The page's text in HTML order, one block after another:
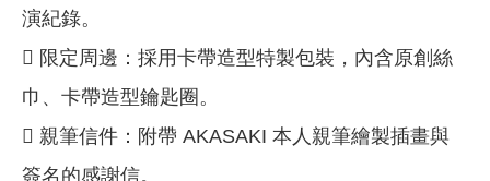
演紀錄。
 限定周邊：採用卡帶造型特製包裝，內含原創絲
巾、卡帶造型鑰匙圈。
 親筆信件：附帶 AKASAKI 本人親筆繪製插畫與
簽名的感謝信。